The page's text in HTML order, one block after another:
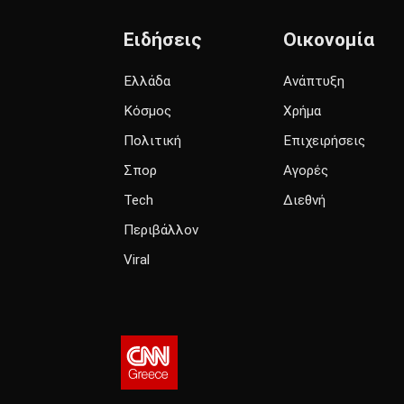
Ειδήσεις
Ελλάδα
Κόσμος
Πολιτική
Σπορ
Tech
Περιβάλλον
Viral
Οικονομία
Ανάπτυξη
Χρήμα
Επιχειρήσεις
Αγορές
Διεθνή